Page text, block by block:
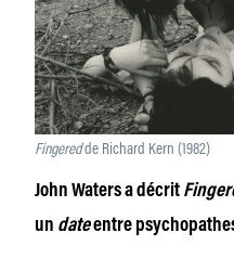
Fingeredde Richard Kern (1982)
John Waters a décrit
un dateentre